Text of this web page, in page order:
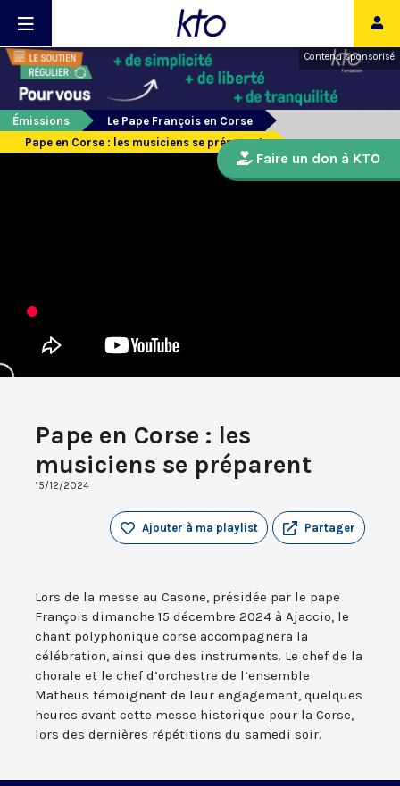
Contenu sponsorisé
Émissions
Le Pape François en Corse
Pape en Corse : les musiciens se préparent
Pape en Corse : les
musiciens se préparent
15/12/2024
Partager
Ajouter à ma playlist
Lors de la messe au Casone, présidée par le pape
François dimanche 15 décembre 2024 à Ajaccio, le
chant polyphonique corse accompagnera la
célébration, ainsi que des instruments. Le chef de la
chorale et le chef d’orchestre de l’ensemble
Matheus témoignent de leur engagement, quelques
heures avant cette messe historique pour la Corse,
lors des dernières répétitions du samedi soir.
Faire un don à KTO